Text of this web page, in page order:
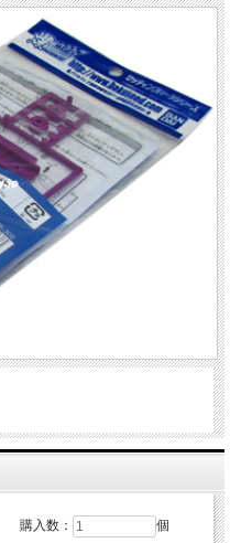
購入数： 個